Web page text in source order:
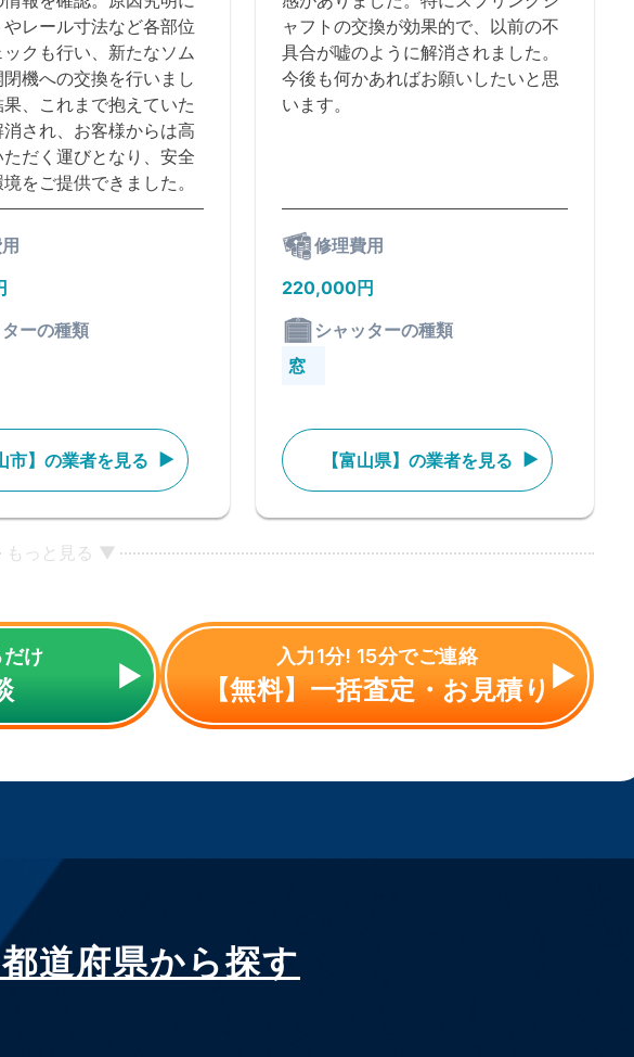
レール寸法など各部位
クも行い、新たなソム
機への交換を行いまし
、これまで抱えていた
され、お客様からは高
だく運びとなり、安全
をご提供できました。
ーの種類
市】の業者を見る
ャフトの交換が効果的で、以前の不
具合が嘘のように解消されました。
今後も何かあればお願いしたいと思
います。
修理費用
220,000円
シャッターの種類
窓
【富山県】の業者を見る
もっと見る ▼
け 入力1分! 15分でご連絡
【無料】一括査定・お見積り
道府県から探す